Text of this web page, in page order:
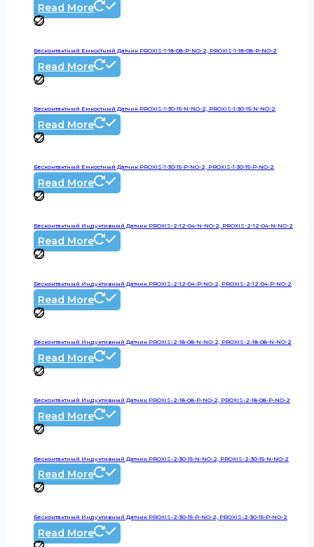
Read More
Бесконтактный Емкостный Датчик PROXIS-1-18-08-P-NO-2, PROXIS-1-18-08-P-NO-2
Read More
Бесконтактный Емкостный Датчик PROXIS-1-30-15-N-NO-2, PROXIS-1-30-15-N-NO-2
Read More
Бесконтактный Емкостный Датчик PROXIS-1-30-15-P-NO-2, PROXIS-1-30-15-P-NO-2
Read More
Бесконтактный Индуктивный Датчик PROXIS-2-12-04-N-NO-2, PROXIS-2-12-04-N-NO-2
Read More
Бесконтактный Индуктивный Датчик PROXIS-2-12-04-P-NO-2, PROXIS-2-12-04-P-NO-2
Read More
Бесконтактный Индуктивный Датчик PROXIS-2-18-08-N-NO-2, PROXIS-2-18-08-N-NO-2
Read More
Бесконтактный Индуктивный Датчик PROXIS-2-18-08-P-NO-2, PROXIS-2-18-08-P-NO-2
Read More
Бесконтактный Индуктивный Датчик PROXIS-2-30-15-N-NO-2, PROXIS-2-30-15-N-NO-2
Read More
Бесконтактный Индуктивный Датчик PROXIS-2-30-15-P-NO-2, PROXIS-2-30-15-P-NO-2
Read More